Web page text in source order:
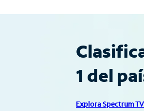
1 del
Explora Spectrum TV